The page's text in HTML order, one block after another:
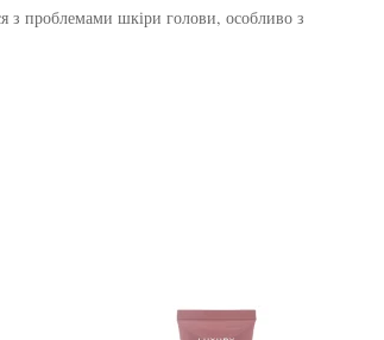
з проблемами шкіри голови, особливо з